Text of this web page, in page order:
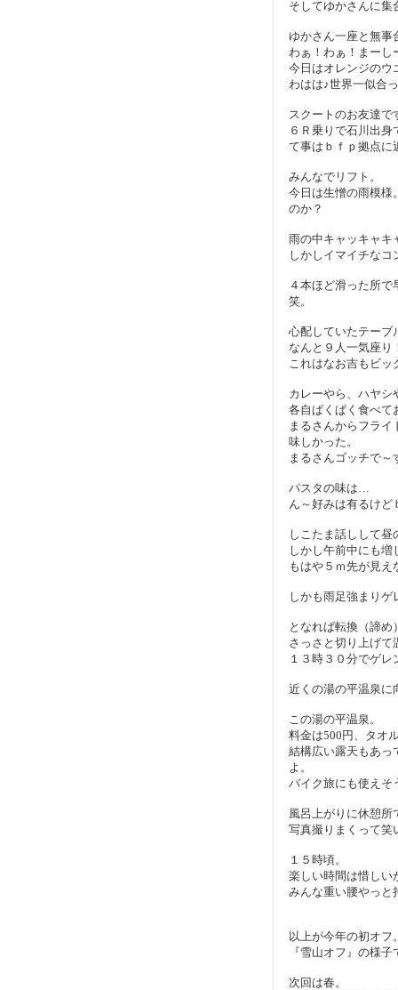
そしてゆかさんに集
ゆかさん一座と無事
わぁ！わぁ！まーし
今日はオレンジのウ
わはは♪世界一似合
スクートのお友達で
６Ｒ乗りで石川出身
て事はｂｆｐ拠点
みんなでリフト。
今日は生憎の雨模
のか？
雨の中キャッキャキ
しかしイマイチな
４本ほど滑った所
笑。
心配していたテーブ
なんと９人一気座り
これはなお吉もビッ
カレーやら、ハヤシ
各自ぱくぱく食べて
まるさんからフラ
味しかった。
まるさんゴッチで～
パスタの味は…
ん～好みは有るけど
しこたま話しして昼
しかし午前中にも増
もはや５ｍ先が見え
しかも雨足強まり
となれば転換（諦め
さっさと切り上げて
１３時３０分でゲ
近くの湯の平温泉に
この湯の平温泉。
料金は500円、タオ
結構広い露天もあっ
よ。
バイク旅にも使えそ
風呂上がりに休憩所
写真撮りまくって笑
１５時頃。
楽しい時間は惜しい
みんな重い腰やっと
以上が今年の初オフ
『雪山オフ』の様子
次回は春。